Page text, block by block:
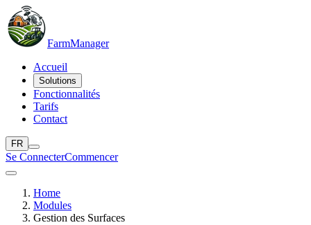
FarmManager
Accueil
Solutions
Fonctionnalités
Tarifs
Contact
FR
Se ConnecterCommencer
Home
Modules
Gestion des Surfaces